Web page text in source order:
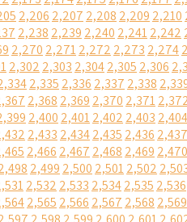
2,206 2,207 2,208 2,209 2,210
2,238 2,239 2,240 2,2412,242
2,270 2,2712,272 2,273 2,274
2,302 2,303 2,3042,305 2,306
2,335 2,336 2,337 2,338
2,368 2,369 2,370 2,371
2,400 2,4012,402 2,403 2,404
2,433 2,4342,435 2,436 2,437
2,466 2,467 2,468 2,469 2,470
2,499 2,500 2,5012,502
2,532 2,533 2,5342,535 2,536
2,565 2,566 2,567 2,568 2,569